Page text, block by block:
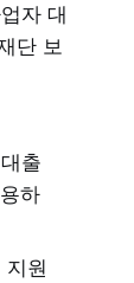
자 대
단 보
출
하
원